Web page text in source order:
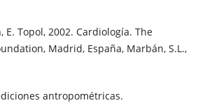
E. Topol, 2002. Cardiología. The
Madrid, España, Marbán, S.L.,
antropométricas.